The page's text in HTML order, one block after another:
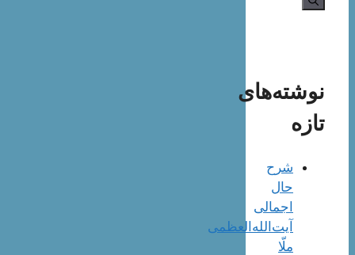
نوشته‌های
تازه
شرح
حال
اجمالی
آیت‌الله‌العظمی
ملّا